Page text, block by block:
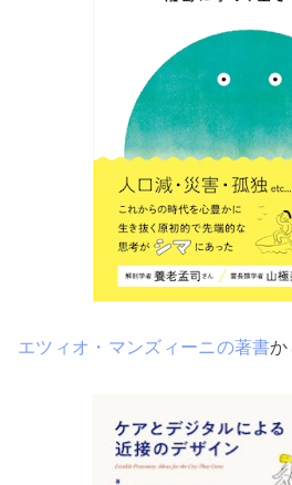
エツィオ・マンズィーニの著書か